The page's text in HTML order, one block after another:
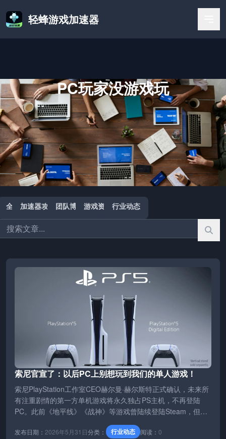
轻蜂游戏加速器
PC玩家没游戏玩
首页
PC玩家没游戏玩
全部 加速器攻略 团队博客 游戏资讯 行业动态
索尼官宣了：以后PC上别想玩到我们的单人游戏！
索尼PlayStation工作室CEO赫尔曼·赫尔斯特正式确认，未来所
有注重剧情的第一方单机游戏将永久独占PS主机，不再登陆
PC。此前《地平线》《战神》等游戏曾陆续登陆Steam，但
《地狱潜者2》强制绑定PSN账号引发差评事件后，索尼态度转
变。官方理由包括PC版销量未达预期（如《漫威蜘蛛侠2》仅
发布日期： 2026年5月31日分类： 行业动态 阅读： 0